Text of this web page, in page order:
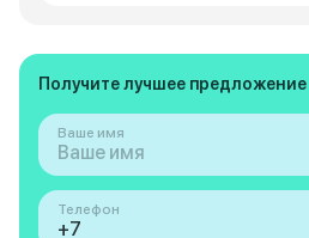
Получите лучшее предложение
Ваше имя
Телефон